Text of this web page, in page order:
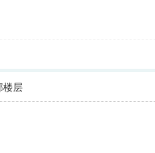
楼层